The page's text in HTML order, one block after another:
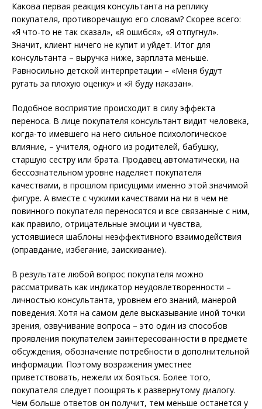
Какова первая реакция консультанта на реплику
покупателя, противоречащую его словам? Скорее всего:
«Я что-то не так сказал», «Я ошибся», «Я отпугнул».
Значит, клиент ничего не купит и уйдет. Итог для
консультанта – выручка ниже, зарплата меньше.
Равносильно детской интерпретации – «Меня будут
ругать за плохую оценку» и «Я буду наказан».
Подобное восприятие происходит в силу эффекта
переноса. В лице покупателя консультант видит человека,
когда-то имевшего на него сильное психологическое
влияние, – учителя, одного из родителей, бабушку,
старшую сестру или брата. Продавец автоматически, на
бессознательном уровне наделяет покупателя
качествами, в прошлом присущими именно этой значимой
фигуре. А вместе с чужими качествами на ни в чем не
повинного покупателя переносятся и все связанные с ним,
как правило, отрицательные эмоции и чувства,
устоявшиеся шаблоны неэффективного взаимодействия
(оправдание, избегание, заискивание).
В результате любой вопрос покупателя можно
рассматривать как индикатор неудовлетворенности –
личностью консультанта, уровнем его знаний, манерой
поведения. Хотя на самом деле высказывание иной точки
зрения, озвучивание вопроса – это один из способов
проявления покупателем заинтересованности в предмете
обсуждения, обозначение потребности в дополнительной
информации. Поэтому возражения уместнее
приветствовать, нежели их бояться. Более того,
покупателя следует поощрять к развернутому диалогу.
Чем больше ответов он получит, тем меньше останется у